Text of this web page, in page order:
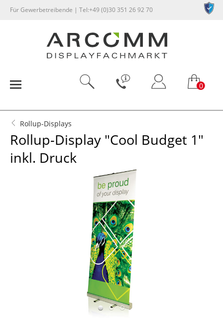
Für Gewerbetreibende | Tel:+49 (0)30 351 26 92 70
0
Rollup-Displays
Rollup-Display "Cool Budget 1"
inkl. Druck